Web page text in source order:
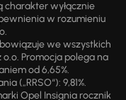
charakter wyłącznie
w rozumieniu
we wszystkich
Promocja polega na
od 6,65%.
(„RRSO“): 9,81%.
Opel Insignia rocznik